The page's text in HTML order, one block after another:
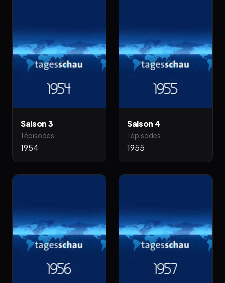
Saison 3
1 épisodes
1954
Saison 4
1 épisodes
1955